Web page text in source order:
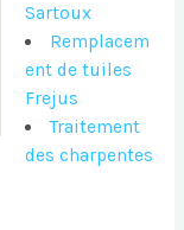
Sartoux
Remplacem
ent de tuiles
Frejus
Traitement
des charpentes